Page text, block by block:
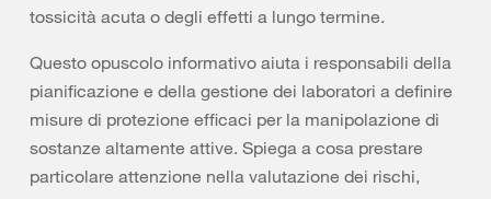
tossicità acuta o degli effetti a lungo termine.
Questo opuscolo informativo aiuta i responsabili della
pianificazione e della gestione dei laboratori a definire
misure di protezione efficaci per la manipolazione di
sostanze altamente attive. Spiega a cosa prestare
particolare attenzione nella valutazione dei rischi,